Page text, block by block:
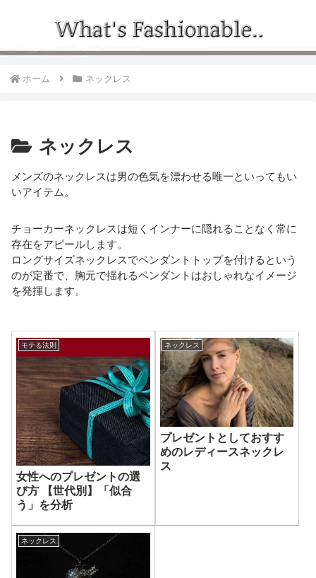
ホーム ネックレス
ネックレス
メンズのネックレスは男の色気を漂わせる唯一といってもい
いアイテム。
チョーカーネックレスは短くインナーに隠れることなく常に
存在をアピールします。
ロングサイズネックレスでペンダントトップを付けるという
のが定番で、胸元で揺れるペンダントはおしゃれなイメージ
を発揮します。
モテる法則
女性へのプレゼントの選
び方 【世代別】「似合
う」を分析
ネックレス
プレゼントとしておすす
めのレディースネックレ
ス
ネックレス